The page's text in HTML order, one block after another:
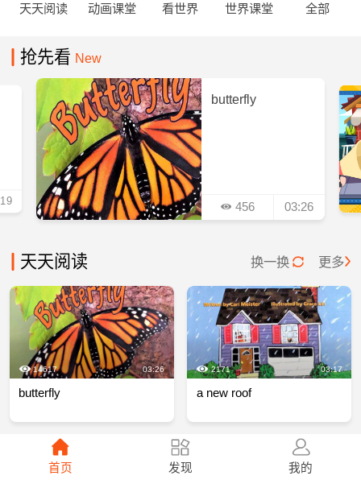
天天阅读 动画课堂 看世界 世界课堂 全部
抢先看 New
butterfly
456 03:26
天天阅读 换一换 更多
14617 03:26
butterfly
2171 03:17
a new roof
首页 发现 我的